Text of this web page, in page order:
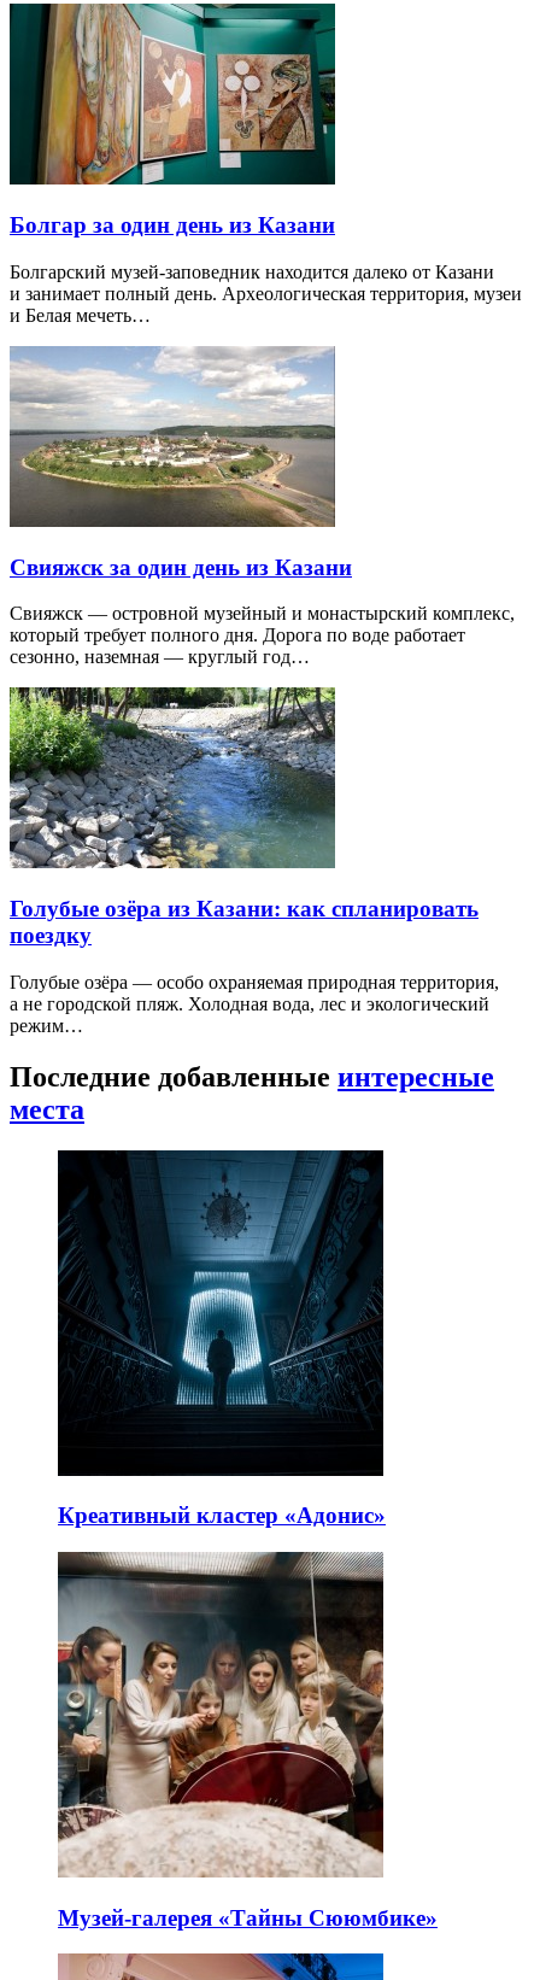
Болгар за один день из Казани
Болгарский музей-заповедник находится далеко от Казани
и занимает полный день. Археологическая территория, музеи
и Белая мечеть…
Свияжск за один день из Казани
Свияжск — островной музейный и монастырский комплекс,
который требует полного дня. Дорога по воде работает
сезонно, наземная — круглый год…
Голубые озёра из Казани: как спланировать
поездку
Голубые озёра — особо охраняемая природная территория,
а не городской пляж. Холодная вода, лес и экологический
режим…
Последние добавленные интересные
места
Креативный кластер «Адонис»
Музей-галерея «Тайны Сююмбике»